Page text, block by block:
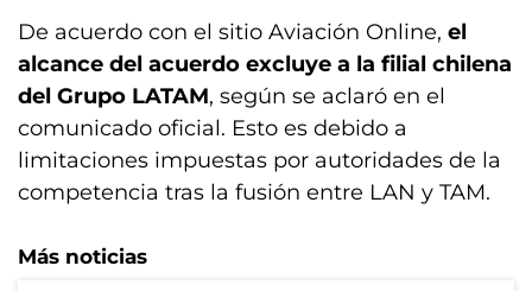
De acuerdo con el sitio Aviación Online, el
alcance del acuerdo excluye a la filial chilena
del Grupo LATAM, según se aclaró en el
comunicado oficial. Esto es debido a
limitaciones impuestas por autoridades de la
competencia tras la fusión entre LAN y TAM.
Más noticias